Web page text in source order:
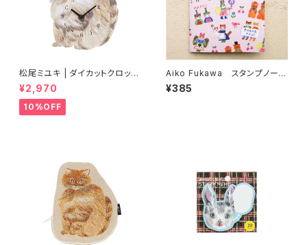
松尾ミユキ | ダイカットクロック
ブッシー | Diecut clock Bush
y
¥2,970
10%OFF
Aiko Fukawa スタンプノー
ト Collect your Joy
¥385